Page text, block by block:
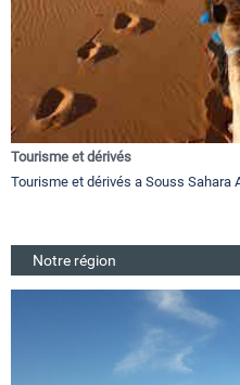
Tourisme et dérivés
Tourisme et dérivés a Souss Sahara
Notre région